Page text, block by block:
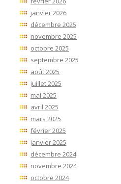
janvier 2026
décembre 2025
novembre 2025
octobre 2025
septembre 2025
août 2025
juillet 2025
mai 2025
avril 2025
mars 2025
février 2025
janvier 2025
décembre 2024
novembre 2024
octobre 2024